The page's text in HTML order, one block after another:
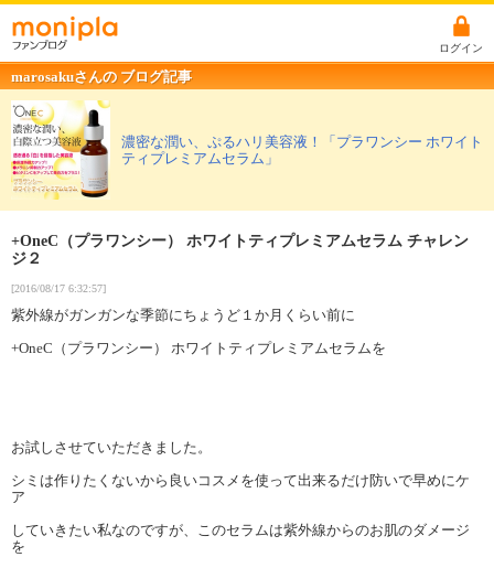
ログイン
marosakuさんの ブログ記事
濃密な潤い、ぷるハリ美容液！「プラワンシー ホワイト
ティプレミアムセラム」
+OneC（プラワンシー） ホワイトティプレミアムセラム チャレン
ジ２
[2016/08/17 6:32:57]
紫外線がガンガンな季節にちょうど１か月くらい前に
+OneC（プラワンシー） ホワイトティプレミアムセラムを
お試しさせていただきました。
シミは作りたくないから良いコスメを使って出来るだけ防いで早めにケ
ア
していきたい私なのですが、このセラムは紫外線からのお肌のダメージ
を